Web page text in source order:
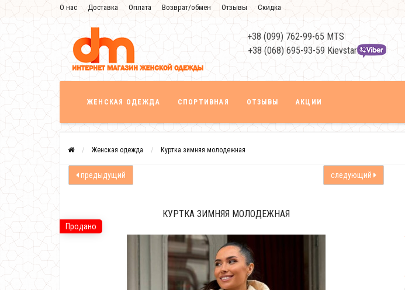
О нас Доставка Оплата Возврат/обмен Отзывы Скидка
+38 (099) 762-99-65 MTS
+38 (068) 695-93-59 Kievstar
ЖЕНСКАЯ ОДЕЖДА СПОРТИВНАЯ ОТЗЫВЫ АКЦИИ
Женская одежда Куртка зимняя молодежная
предыдущий следующий
Продано
КУРТКА ЗИМНЯЯ МОЛОДЕЖНАЯ